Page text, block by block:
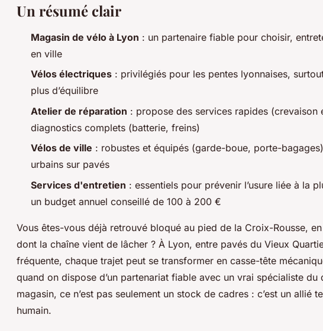
Un résumé clair
Magasin de vélo à Lyon : un partenaire fiable pour choisir,
en ville
Vélos électriques : privilégiés pour les pentes lyonnaises,
plus d’équilibre
Atelier de réparation : propose des services rapides (crevaison
diagnostics complets (batterie, freins)
Vélos de ville : robustes et équipés (garde-boue, porte-
urbains sur pavés
Services d'entretien : essentiels pour prévenir l’usure liée à la
un budget annuel conseillé de 100 à 200 €
Vous êtes-vous déjà retrouvé bloqué au pied de la Croix-Rousse,
dont la chaîne vient de lâcher ? À Lyon, entre pavés du Vieux
fréquente, chaque trajet peut se transformer en casse-tête
quand on dispose d’un partenariat fiable avec un vrai spécialiste du
magasin, ce n’est pas seulement un stock de cadres : c’est un allié
humain.